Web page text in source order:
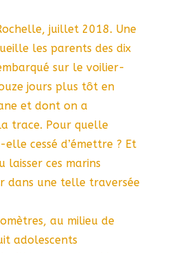
juillet 2018. Une
les parents des dix
sur le voilier-
jours plus tôt en
et dont on a
trace. Pour quelle
cessé d’émettre ? Et
ces marins
dans une telle traversée
au milieu de
adolescents